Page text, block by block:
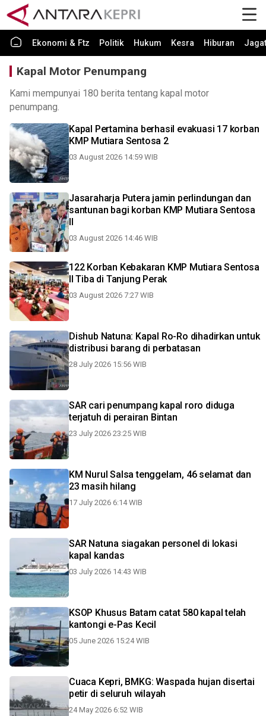
Ekonomi & Ftz Politik Hukum Kesra Hiburan Jagat
Kapal Motor Penumpang
Kami mempunyai 180 berita tentang kapal motor
penumpang.
Kapal Pertamina berhasil evakuasi 17 korban
KMP Mutiara Sentosa 2
03 August 2026 14:59 WIB
Jasaraharja Putera jamin perlindungan dan
santunan bagi korban KMP Mutiara Sentosa
II
03 August 2026 14:46 WIB
122 Korban Kebakaran KMP Mutiara Sentosa
II Tiba di Tanjung Perak
03 August 2026 7:27 WIB
Dishub Natuna: Kapal Ro-Ro dihadirkan untuk
distribusi barang di perbatasan
28 July 2026 15:56 WIB
SAR cari penumpang kapal roro diduga
terjatuh di perairan Bintan
23 July 2026 23:25 WIB
KM Nurul Salsa tenggelam, 46 selamat dan
23 masih hilang
17 July 2026 6:14 WIB
SAR Natuna siagakan personel di lokasi
kapal kandas
03 July 2026 14:43 WIB
KSOP Khusus Batam catat 580 kapal telah
kantongi e-Pas Kecil
05 June 2026 15:24 WIB
Cuaca Kepri, BMKG: Waspada hujan disertai
petir di seluruh wilayah
24 May 2026 6:52 WIB